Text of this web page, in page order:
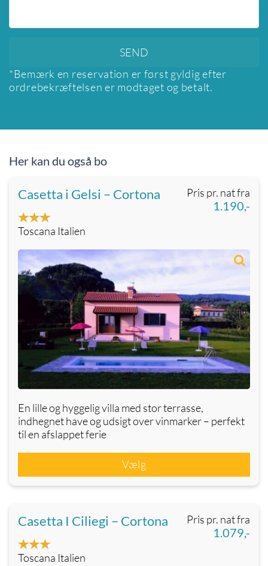
*Bemærk en reservation er først gyldig efter
ordrebekræftelsen er modtaget og betalt.
Her kan du også bo
Pris pr. nat fra
1.190,-
Casetta i Gelsi – Cortona
Toscana Italien
En lille og hyggelig villa med stor terrasse,
indhegnet have og udsigt over vinmarker – perfekt
til en afslappet ferie
Vælg
Pris pr. nat fra
1.079,-
Casetta I Ciliegi – Cortona
Toscana Italien